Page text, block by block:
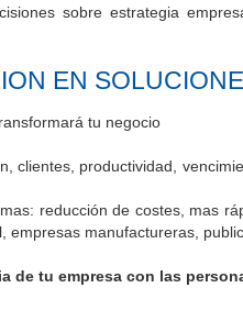
sobre estrategia
EN
tu negocio
clientes, productividad,
reducción de costes, mas
manufactureras,
de tu empresa con las